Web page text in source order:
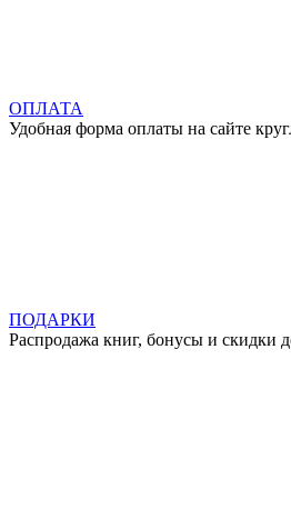
ОПЛАТА
Удобная форма оплаты на сайте
ПОДАРКИ
Распродажа книг, бонусы и скидки